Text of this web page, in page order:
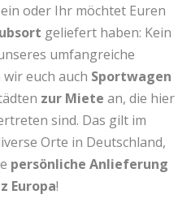
oder Ihr möchtet Euren
geliefert haben: Kein
umfangreiche
euch auch Sportwagen
zur Miete an, die hier
sind. Das gilt im
Orte in Deutschland,
persönliche Anlieferung
Europa!